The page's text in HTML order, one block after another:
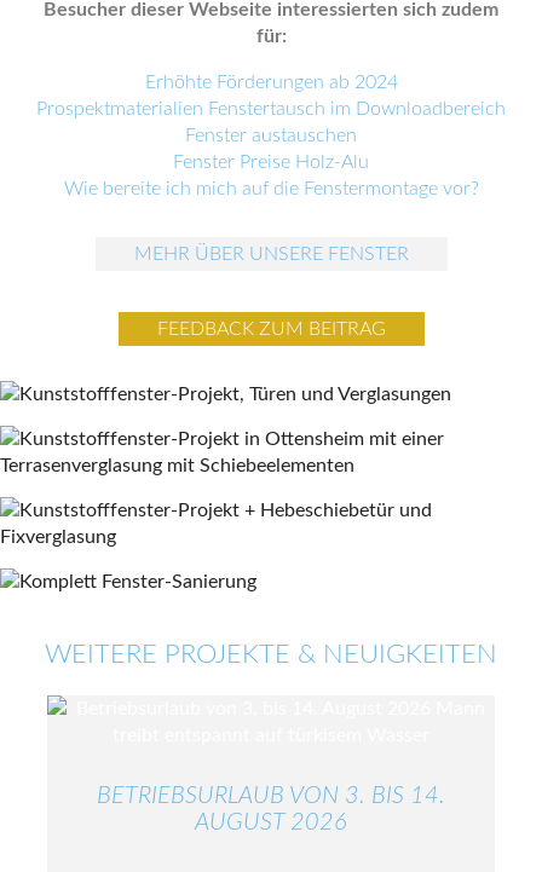
Besucher dieser Webseite interessierten sich zudem
für:
Erhöhte Förderungen ab 2024
Prospektmaterialien Fenstertausch im Downloadbereich
Fenster austauschen
Fenster Preise Holz-Alu
Wie bereite ich mich auf die Fenstermontage vor?
MEHR ÜBER UNSERE FENSTER
FEEDBACK ZUM BEITRAG
WEITERE PROJEKTE & NEUIGKEITEN
BETRIEBSURLAUB VON 3. BIS 14.
AUGUST 2026